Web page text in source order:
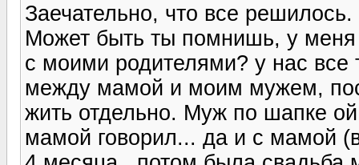
Заечательно, что все решилось.
Может быть ты помнишь, у меня
с моими родителями? у нас
между мамой и моим мужем,
жить отдельно. Муж по шапке
мамой говорил... да и с мамой